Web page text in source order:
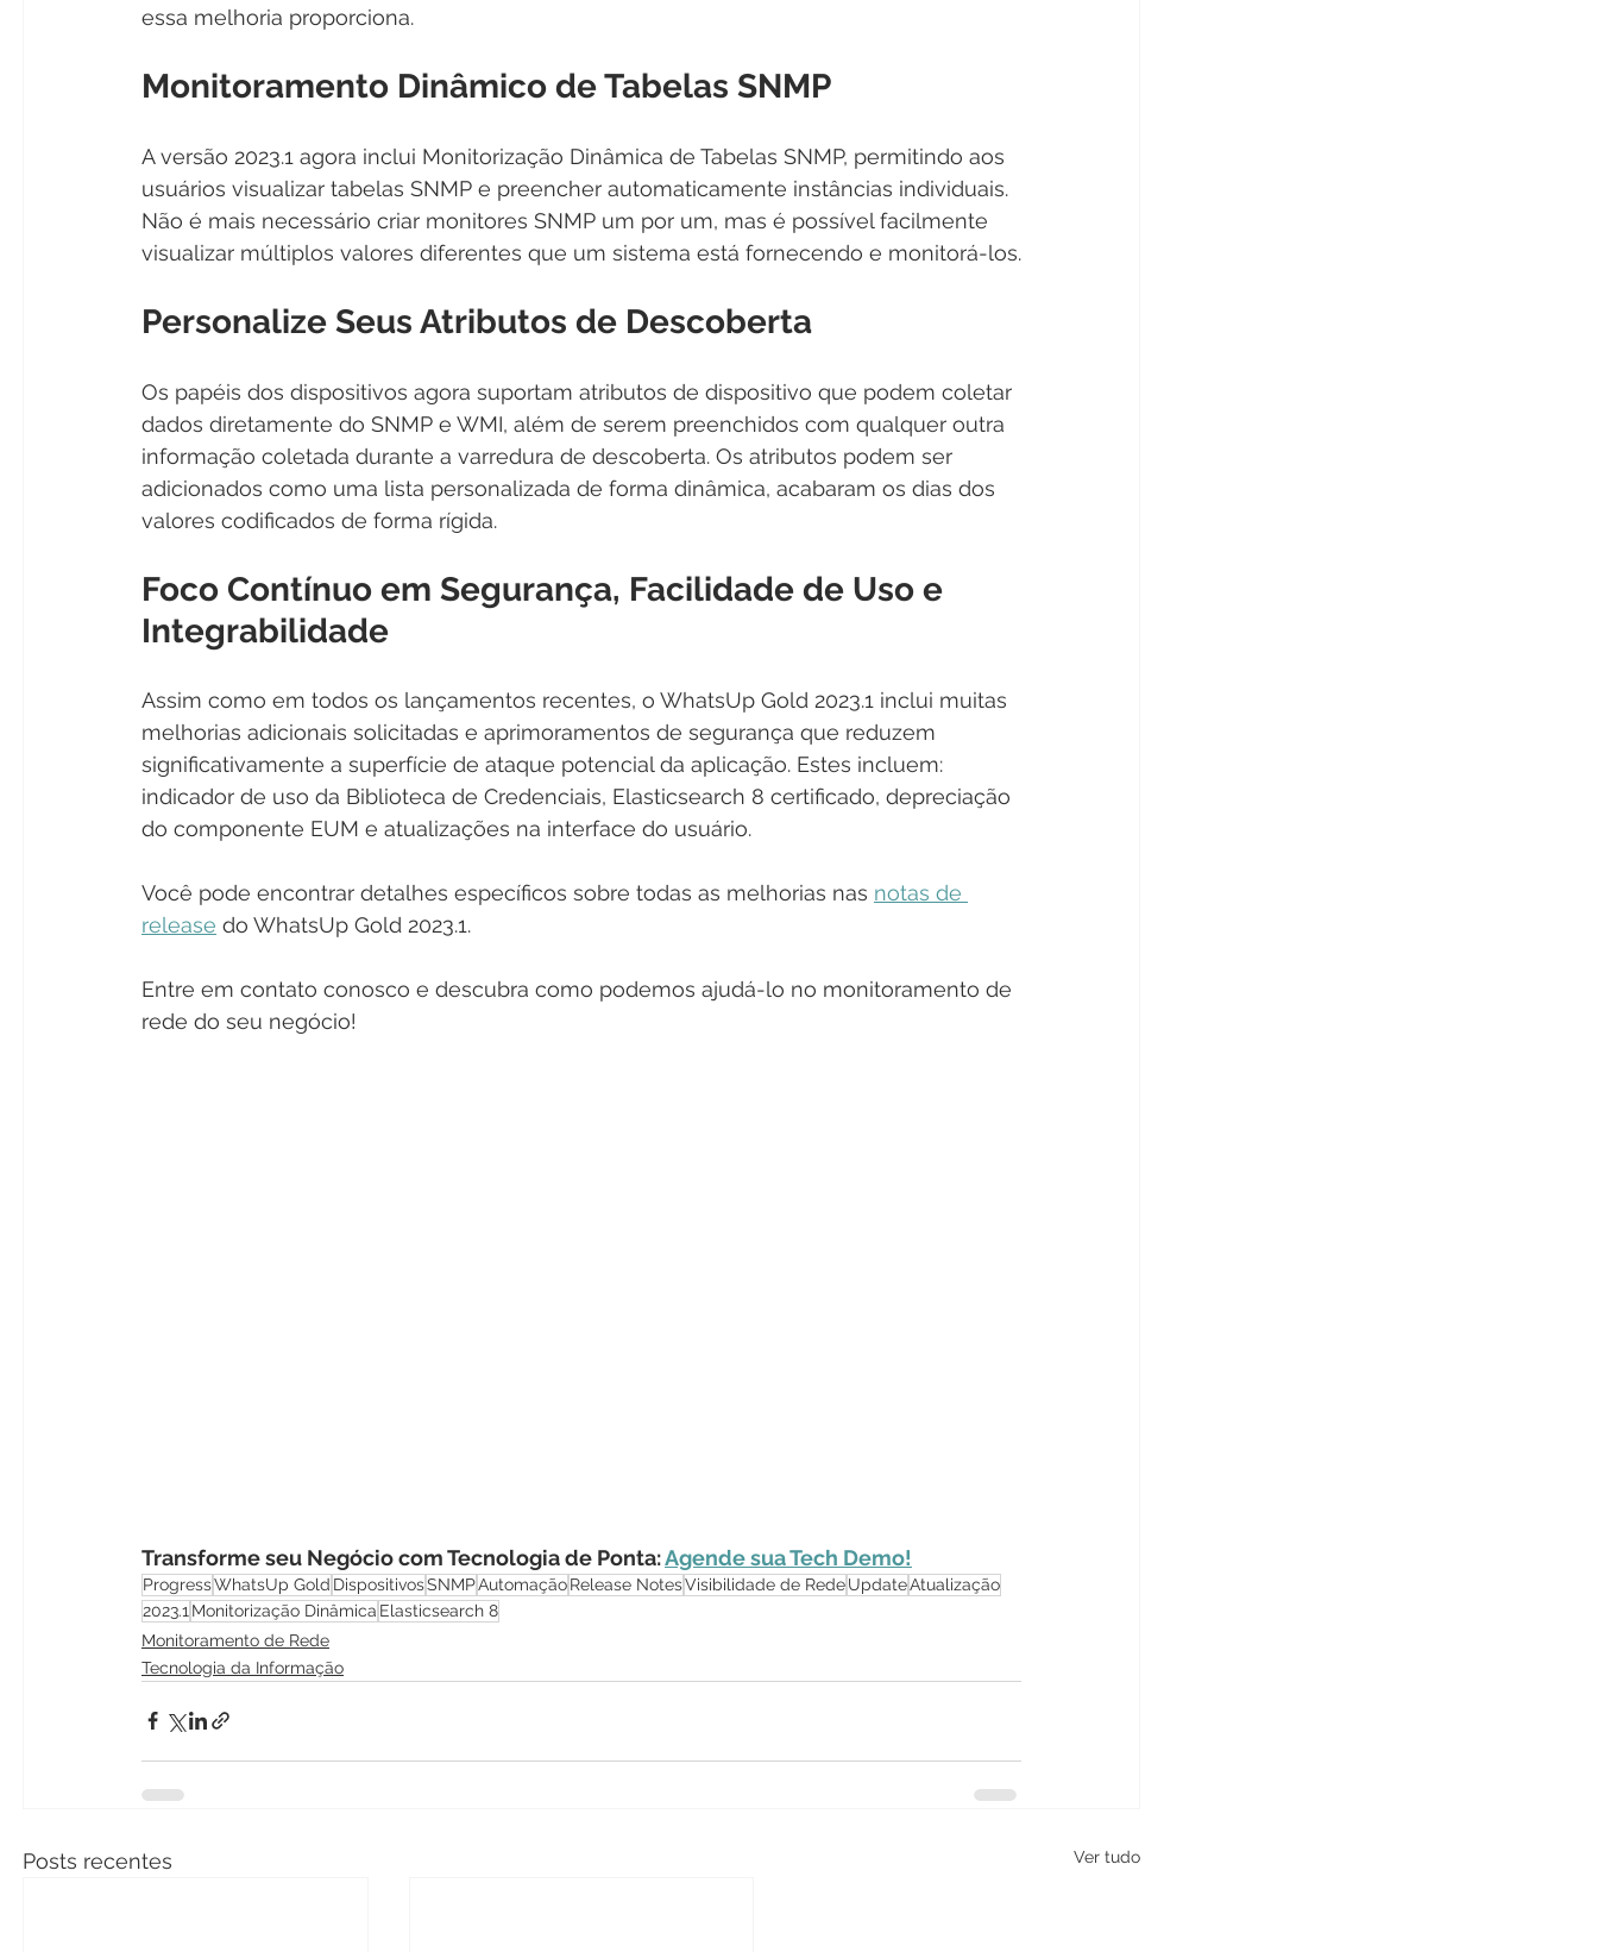
essa melhoria proporciona.
Monitoramento Dinâmico de Tabelas SNMP
A versão 2023.1 agora inclui Monitorização Dinâmica de Tabelas SNMP, permitindo aos
usuários visualizar tabelas SNMP e preencher automaticamente instâncias individuais.
Não é mais necessário criar monitores SNMP um por um, mas é possível facilmente
visualizar múltiplos valores diferentes que um sistema está fornecendo e monitorá-los.
Personalize Seus Atributos de Descoberta
Os papéis dos dispositivos agora suportam atributos de dispositivo que podem coletar
dados diretamente do SNMP e WMI, além de serem preenchidos com qualquer outra
informação coletada durante a varredura de descoberta. Os atributos podem ser
adicionados como uma lista personalizada de forma dinâmica, acabaram os dias dos
valores codificados de forma rígida.
Foco Contínuo em Segurança, Facilidade de Uso e
Integrabilidade
Assim como em todos os lançamentos recentes, o WhatsUp Gold 2023.1 inclui muitas
melhorias adicionais solicitadas e aprimoramentos de segurança que reduzem
significativamente a superfície de ataque potencial da aplicação. Estes incluem:
indicador de uso da Biblioteca de Credenciais, Elasticsearch 8 certificado, depreciação
do componente EUM e atualizações na interface do usuário.
Você pode encontrar detalhes específicos sobre todas as melhorias nas notas de
release do WhatsUp Gold 2023.1.
Entre em contato conosco e descubra como podemos ajudá-lo no monitoramento de
rede do seu negócio!
Transforme seu Negócio com Tecnologia de Ponta: Agende sua Tech Demo!
ProgressWhatsUp Gold DispositivosSNMPAutomaçãoRelease NotesVisibilidade de RedeUpdateAtualização
2023.1 Monitorização Dinâmica Elasticsearch 8
Monitoramento de Rede
Tecnologia da Informação
Posts recentes Ver tudo